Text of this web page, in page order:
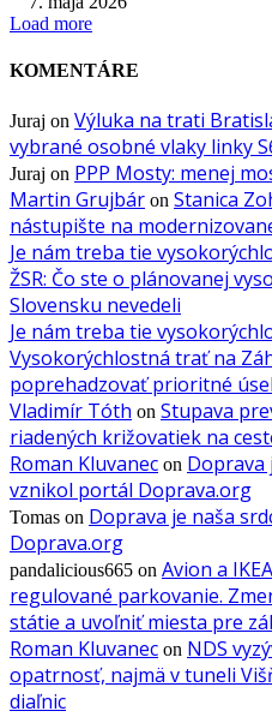
Load more
KOMENTÁRE
Juraj on Výluka na trati
vybrané osobné vlaky linky
Juraj on PPP Mosty: menej
Martin Grujbár on Stanica
nástupište na
Je nám treba tie
ŽSR: Čo ste o plánovanej
Slovensku nevedeli
Je nám treba tie
Vysokorýchlostná trať na
poprehadzovať prioritné
Vladimír Tóth on Stupava
riadených križovatiek na
Roman Kluvanec on Doprava
vznikol portál Doprava.org
Tomas on Doprava je naša
Doprava.org
pandalicious665 on Avion a
regulované parkovanie.
státie a uvoľniť miesta pre
Roman Kluvanec on NDS
opatrnosť, najmä v tuneli
diaľnic